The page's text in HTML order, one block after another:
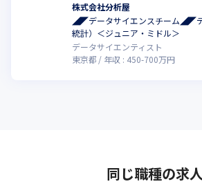
株式会社分析屋
◢◤データサイエンスチーム◢◤デ
統計）＜ジュニア・ミドル＞
データサイエンティスト
東京都
年収 : 450-700万円
同じ職種の求